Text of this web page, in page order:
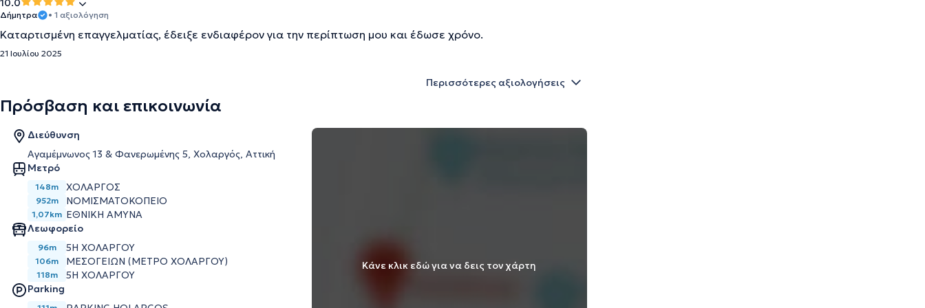
10.0
Δήμητρα • 1 αξιολόγηση
Καταρτισμένη επαγγελματίας, έδειξε ενδιαφέρον για την περίπτωση μου και έδωσε χρόνο.
21 Ιουλίου 2025
Περισσότερες αξιολογήσεις
Πρόσβαση και επικοινωνία
Διεύθυνση
Αγαμέμνωνος 13 & Φανερωμένης 5, Χολαργός, Αττική
Μετρό
148m ΧΟΛΑΡΓΟΣ
952m ΝΟΜΙΣΜΑΤΟΚΟΠΕΙΟ
1,07km ΕΘΝΙΚΗ ΑΜΥΝΑ
Λεωφορείο
96m 5Η ΧΟΛΑΡΓΟΥ
106m ΜΕΣΟΓΕΙΩΝ (ΜΕΤΡΟ ΧΟΛΑΡΓΟΥ)
118m
5Η ΧΟΛΑΡΓΟΥ
Parking
Κάνε κλικ εδώ για να δεις τον χάρτη